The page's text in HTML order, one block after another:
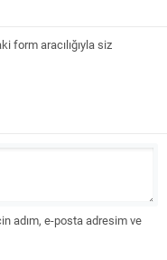
form aracılığıyla siz
adım, e-posta adresim ve